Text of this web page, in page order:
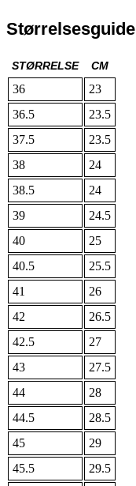
Størrelsesguide
STØRRELSE CM
36
23
36.5
23.5
37.5
23.5
38
24
38.5
24
39
24.5
40
25
40.5
25.5
41
26
42
26.5
42.5
27
43
27.5
44
28
44.5
28.5
45
29
45.5
29.5